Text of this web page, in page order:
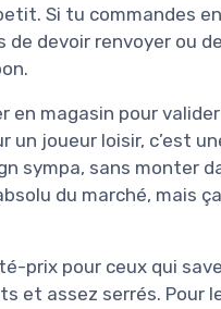
Si tu commandes
devoir renvoyer ou
en magasin pour
un joueur loisir, c’est
sympa, sans monter
du marché, mais
prix pour ceux qui
et assez serrés. Pour